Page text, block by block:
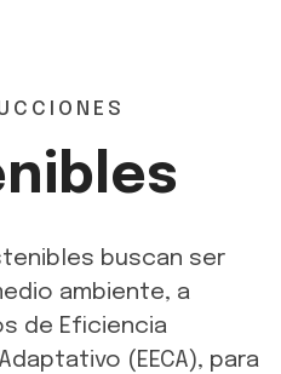
buscan ser
ambiente, a
de Eficiencia
(EECA), para